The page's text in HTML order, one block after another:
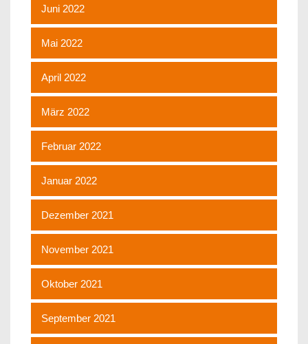
Juni 2022
Mai 2022
April 2022
März 2022
Februar 2022
Januar 2022
Dezember 2021
November 2021
Oktober 2021
September 2021